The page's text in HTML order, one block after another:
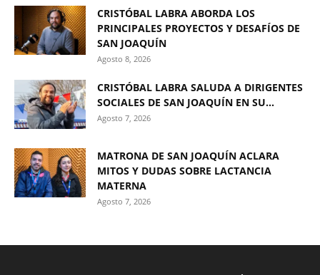
CRISTÓBAL LABRA ABORDA LOS
PRINCIPALES PROYECTOS Y DESAFÍOS DE
SAN JOAQUÍN
Agosto 8, 2026
CRISTÓBAL LABRA SALUDA A DIRIGENTES
SOCIALES DE SAN JOAQUÍN EN SU...
Agosto 7, 2026
MATRONA DE SAN JOAQUÍN ACLARA
MITOS Y DUDAS SOBRE LACTANCIA
MATERNA
Agosto 7, 2026